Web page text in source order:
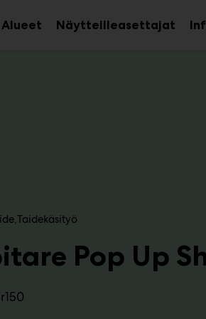
AlueetAvaaNäytteilleasettajat
Taidekäsityö
Pop Up